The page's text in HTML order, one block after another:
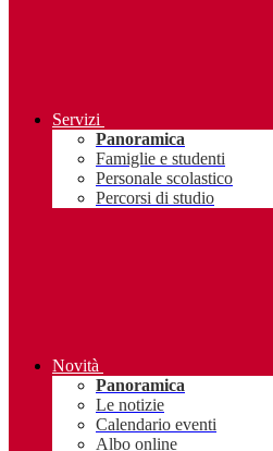
Servizi
Panoramica
Famiglie e studenti
Personale scolastico
Percorsi di studio
Novità
Panoramica
Le notizie
Calendario eventi
Albo online